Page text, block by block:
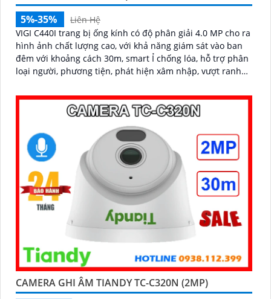
5%-35%
Liên Hệ
VIGI C440I trang bị ống kính có độ phân giải 4.0 MP cho ra
hình ảnh chất lượng cao, với khả năng giám sát vào ban
đêm với khoảng cách 30m, smart Ỉ chống lóa, hỗ trợ phân
loại người, phương tiện, phát hiện xâm nhập, vượt ranh
CAMERA GHI ÂM TIANDY TC-C320N (2MP)